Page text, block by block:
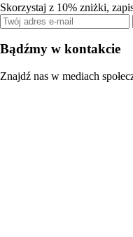
Skorzystaj z 10% zniżki,
Bądźmy w kontakcie
Znajdź nas w mediach